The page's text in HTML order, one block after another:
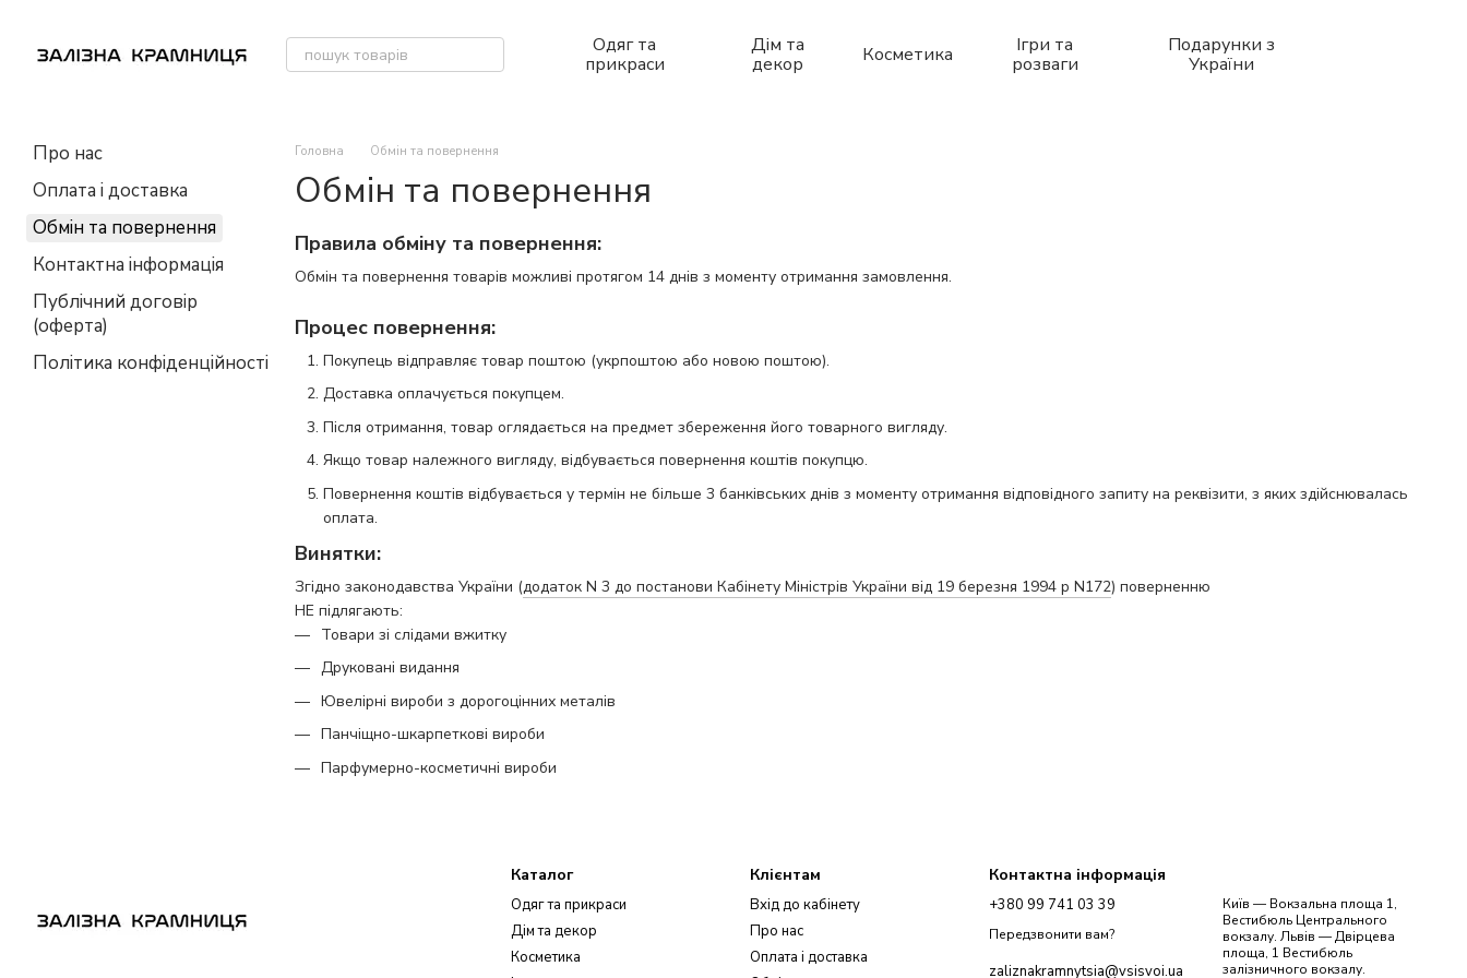
Одяг та
прикраси
Дім та
декор
Косметика
Ігри та
розваги
Подарунки з
України
Головна Обмін та повернення
Обмін та повернення
Правила обміну та повернення:
Обмін та повернення товарів можливі протягом 14 днів з моменту отримання замовлення.​
Процес повернення:
Покупець відправляє товар поштою (укрпоштою або новою поштою).
Доставка оплачується покупцем.
Після отримання, товар оглядається на предмет збереження його товарного вигляду.
Якщо товар належного вигляду, відбувається повернення коштів покупцю.
Повернення коштів відбувається у термін не більше 3 банківських днів з моменту отримання відповідного запиту на реквізити, з яких здійснювалась
оплата.
Винятки:
Згідно законодавства України (додаток N 3 до постанови Кабінету Міністрів України від 19 березня 1994 р N172) поверненню
​НЕ підлягають:​
Товари зі слідами вжитку
Друковані видання
Ювелірні вироби з дорогоцінних металів
Панчіщно-шкарпеткові вироби
Парфумерно-косметичні вироби
Про нас
Оплата і доставка
Обмін та повернення
Контактна інформація
Публічний договір
(оферта)
Політика конфіденційності
Каталог
Одяг та прикраси
Дім та декор
Косметика
Клієнтам
Вхід до кабінету
Про нас
Оплата і доставка
Контактна інформація
+380 99 741 03 39
Передзвонити вам?
zaliznakramnytsia@vsisvoi.ua
Київ — Вокзальна площа 1,
Вестибюль Центрального
вокзалу. Львів — Двірцева
площа, 1 Вестибюль
залізничного вокзалу.